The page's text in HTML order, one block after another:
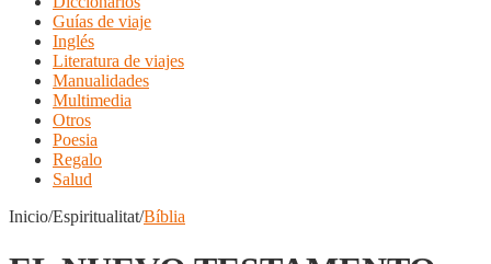
Guías de viaje
Inglés
Literatura de viajes
Manualidades
Multimedia
Otros
Poesia
Regalo
Salud
Inicio/Espiritualitat/Bíblia